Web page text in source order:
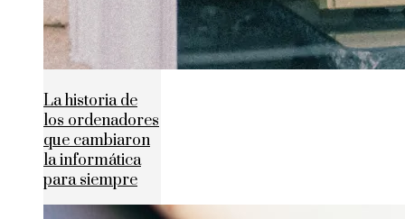
La historia de
los ordenadores
que cambiaron
la informática
para siempre